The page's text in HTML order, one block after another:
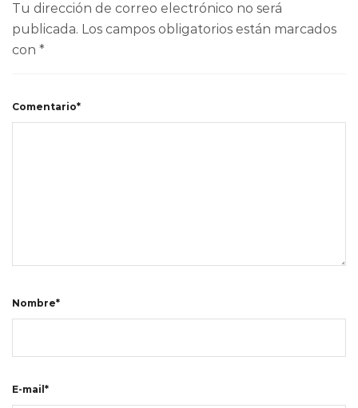
Tu dirección de correo electrónico no será
publicada. Los campos obligatorios están marcados
con *
Comentario*
Nombre*
E-mail*